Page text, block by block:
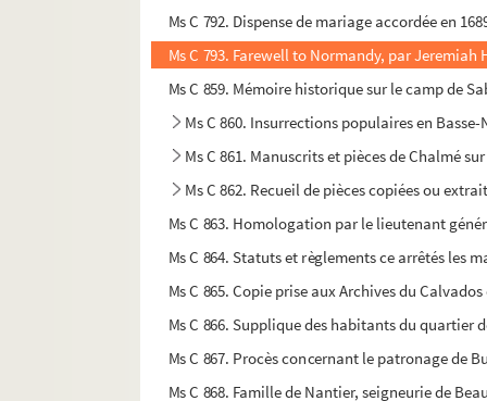
Ms C 792. Dispense de mariage accordée en
Ms C 793. Farewell to Normandy, par Jeremiah
Ms C 859. Mémoire historique sur le camp de
Ms C 860. Insurrections populaires en
Ms C 861. Manuscrits et pièces de Chalmé
Ms C 862. Recueil de pièces copiées ou
Ms C 863. Homologation par le lieutenant
Ms C 864. Statuts et règlements ce arrêtés les
Ms C 865. Copie prise aux Archives du
Ms C 866. Supplique des habitants du quartier
Ms C 867. Procès concernant le patronage de
Ms C 868. Famille de Nantier, seigneurie de